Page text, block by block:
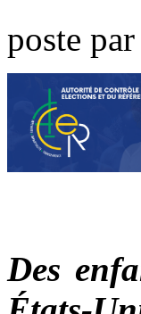
poste par
Des